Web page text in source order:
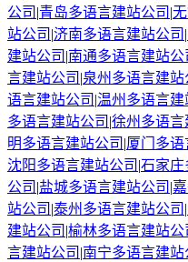
公司 |青岛多语言建站公司 |
站公司 |济南多语言建站公司 |
建站公司 |南通多语言建站公
言建站公司 |泉州 多语言建站
语言建站公司 |温州 多语言建
多语言建站公司 |徐州 多语言
明多语言建站公司 |厦门 多语
沈阳多语言建站公司 |石家庄
公司 |盐城多语言建站公司 |
站公司 |泰州 多语言建站公司 |
建站公司 |榆林多语言建站公
言建站公司 |南宁多语言建站